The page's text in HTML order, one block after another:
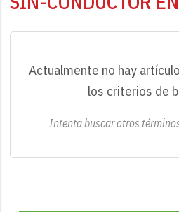
Actualmente no hay
los criterios de
Intenta buscar otros